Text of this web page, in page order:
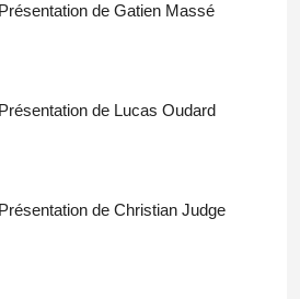
Présentation de Gatien Massé
Présentation de Lucas Oudard
Présentation de Christian Judge